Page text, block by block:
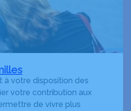
à votre disposition des
votre contribution aux
de vivre plus